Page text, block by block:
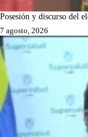
Posesión y discurso del
7 agosto, 2026